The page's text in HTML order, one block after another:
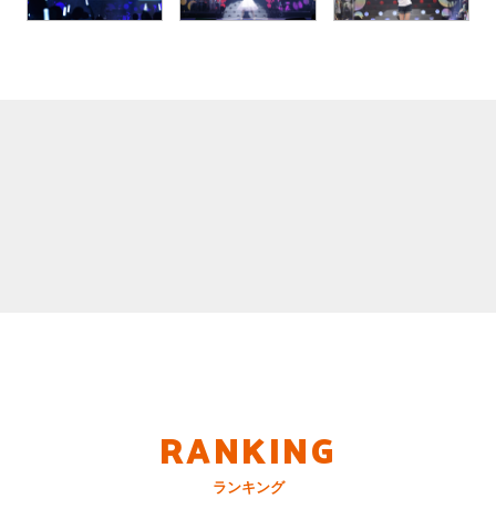
RANKING
ランキング